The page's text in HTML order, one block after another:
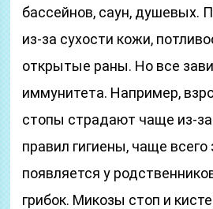
бассейнов, саун, душевых.
из-за сухости кожи,
открытые раны. Но все
иммунитета. Например,
стопы страдают чаще из-
правил гигиены, чаще всего
появляется у
грибок. Микозы стоп и